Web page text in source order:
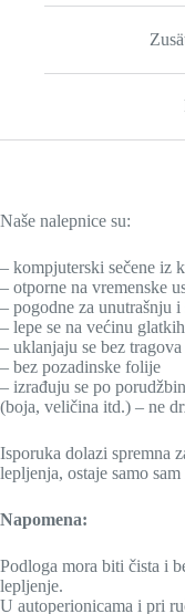
Naše nalepnice su:
– kompjuterski sečene iz
– otporne na vremenske
– pogodne za unutrašnju
– lepe se na većinu
– uklanjaju se bez tragova
– bez pozadinske folije
– izrađuju se po
(boja, veličina itd.) – ne
Isporuka dolazi spremna
lepljenja, ostaje samo
Napomena:
Podloga mora biti čista i
lepljenje.
U autoperionicama i pri